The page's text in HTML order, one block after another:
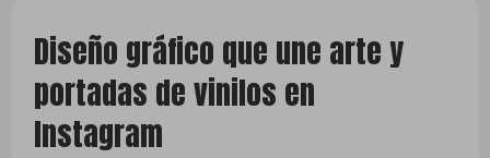
Diseño gráfico que une arte y
portadas de vinilos en
Instagram